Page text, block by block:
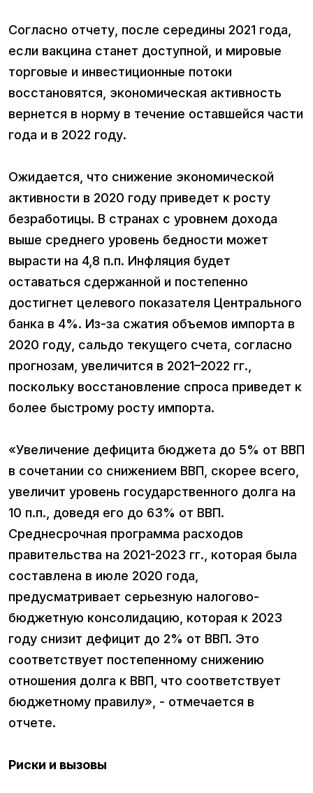
Согласно отчету, после середины 2021 года,
если вакцина станет доступной, и мировые
торговые и инвестиционные потоки
восстановятся, экономическая активность
вернется в норму в течение оставшейся части
года и в 2022 году.
Ожидается, что снижение экономической
активности в 2020 году приведет к росту
безработицы. В странах с уровнем дохода
выше среднего уровень бедности может
вырасти на 4,8 п.п. Инфляция будет
оставаться сдержанной и постепенно
достигнет целевого показателя Центрального
банка в 4%. Из-за сжатия объемов импорта в
2020 году, сальдо текущего счета, согласно
прогнозам, увеличится в 2021–2022 гг.,
поскольку восстановление спроса приведет к
более быстрому росту импорта.
«Увеличение дефицита бюджета до 5% от ВВП
в сочетании со снижением ВВП, скорее всего,
увеличит уровень государственного долга на
10 п.п., доведя его до 63% от ВВП.
Среднесрочная программа расходов
правительства на 2021-2023 гг., которая была
составлена в июле 2020 года,
предусматривает серьезную налогово-
бюджетную консолидацию, которая к 2023
году снизит дефицит до 2% от ВВП. Это
соответствует постепенному снижению
отношения долга к ВВП, что соответствует
бюджетному правилу», - отмечается в
отчете.
Риски и вызовы